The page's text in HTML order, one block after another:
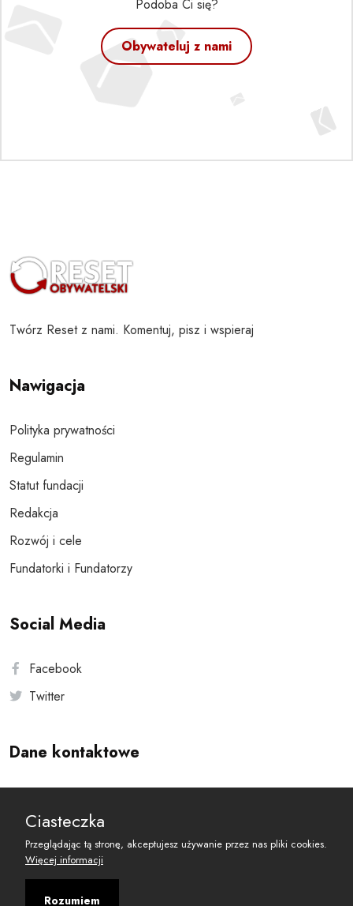
Podoba Ci się?
Obywateluj z nami
Twórz Reset z nami. Komentuj, pisz i wspieraj
Nawigacja
Polityka prywatności
Regulamin
Statut fundacji
Redakcja
Rozwój i cele
Fundatorki i Fundatorzy
Social Media
Facebook
Twitter
Dane kontaktowe
reset@resetobywatelski.pl
Ciasteczka
Przeglądając tą stronę, akceptujesz używanie przez nas pliki cookies.
Więcej informacji
Rozumiem